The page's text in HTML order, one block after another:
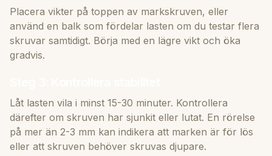
Placera vikter på toppen av markskruven, eller
använd en balk som fördelar lasten om du testar flera
skruvar samtidigt. Börja med en lägre vikt och öka
gradvis.
Låt lasten vila i minst 15-30 minuter. Kontrollera
därefter om skruven har sjunkit eller lutat. En rörelse
på mer än 2-3 mm kan indikera att marken är för lös
eller att skruven behöver skruvas djupare.